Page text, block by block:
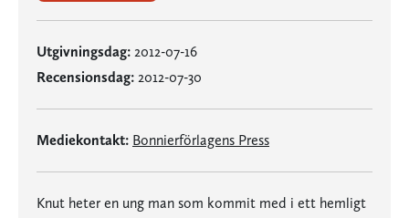
Utgivningsdag: 2012-07-16
Recensionsdag: 2012-07-30
Mediekontakt: Bonnierförlagens Press
Knut heter en ung man som kommit med i ett hemligt